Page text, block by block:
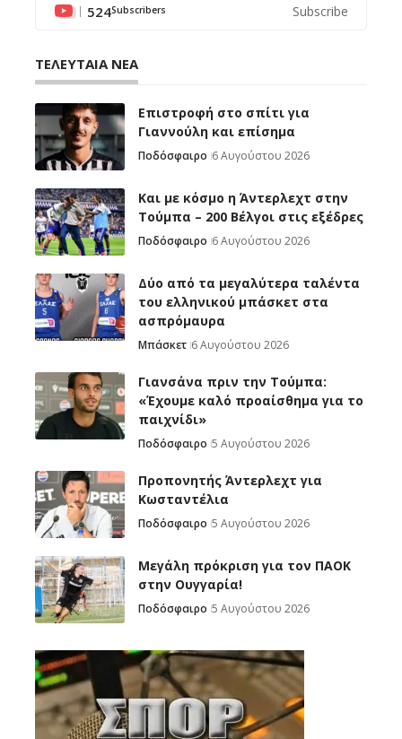
524Subscribers Subscribe
ΤΕΛΕΥΤΑΙΑ ΝΕΑ
Επιστροφή στο σπίτι για
Γιαννούλη και επίσημα
Ποδόσφαιρο 6 Αυγούστου 2026
Και με κόσμο η Άντερλεχτ στην
Τούμπα – 200 Βέλγοι στις εξέδρες
Ποδόσφαιρο 6 Αυγούστου 2026
Δύο από τα μεγαλύτερα ταλέντα
του ελληνικού μπάσκετ στα
ασπρόμαυρα
Μπάσκετ 6 Αυγούστου 2026
Γιανσάνα πριν την Τούμπα:
«Έχουμε καλό προαίσθημα για το
παιχνίδι»
Ποδόσφαιρο 5 Αυγούστου 2026
Προπονητής Άντερλεχτ για
Κωσταντέλια
Ποδόσφαιρο 5 Αυγούστου 2026
Μεγάλη πρόκριση για τον ΠΑΟΚ
στην Ουγγαρία!
Ποδόσφαιρο 5 Αυγούστου 2026